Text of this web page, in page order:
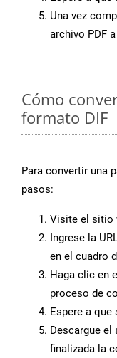
Una vez
archivo PDF
Cómo
formato DIF
Para convertir una
pasos:
Visite el sitio
Ingrese la
en el cuadro
Haga clic en
proceso de
Espere a
Descargue el
finalizada la